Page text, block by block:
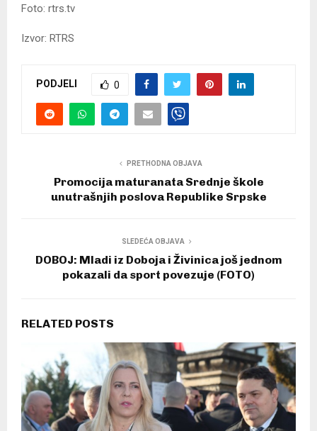
Foto: rtrs.tv
Izvor: RTRS
PODJELI 0
PRETHODNA OBJAVA
Promocija maturanata Srednje škole
unutrašnjih poslova Republike Srpske
SLEDEĆA OBJAVA
DOBOJ: Mladi iz Doboja i Živinica još jednom
pokazali da sport povezuje (FOTO)
RELATED POSTS